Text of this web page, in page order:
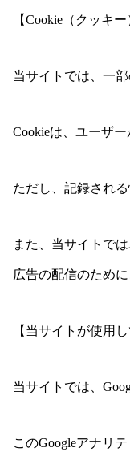
【Cookie（クッキー
当サイトでは、一
Cookieは、ユーザ
ただし、記録され
また、当サイトで
広告の配信のため
【当サイトが使用
当サイトでは、
このGoogleアナリ